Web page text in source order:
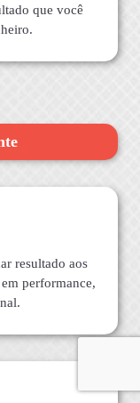
que você
resultado aos
performance,